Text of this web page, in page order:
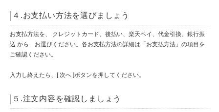
４.お支払い方法を選びましょう
お支払方法を、 クレジットカード、後払い、楽天ペイ、代金引換、銀行振
込 から お選びください。各お支払方法の詳細は「お支払方法」の項目を
ご確認ください。
入力し終えたら、[ 次へ ]ボタンを押してください。
５.注文内容を確認しましょう